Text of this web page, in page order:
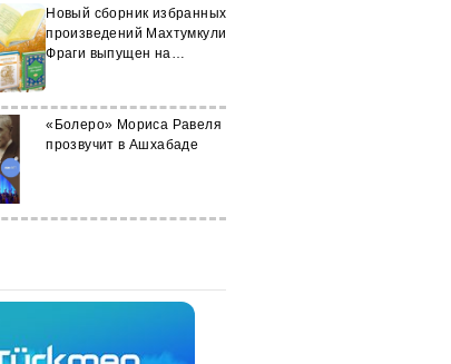
Новый сборник избранных
произведений Махтумкули
Фраги выпущен на
«Болеро» Мориса Равеля
прозвучит в Ашхабаде